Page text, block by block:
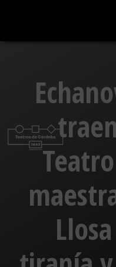
contenido